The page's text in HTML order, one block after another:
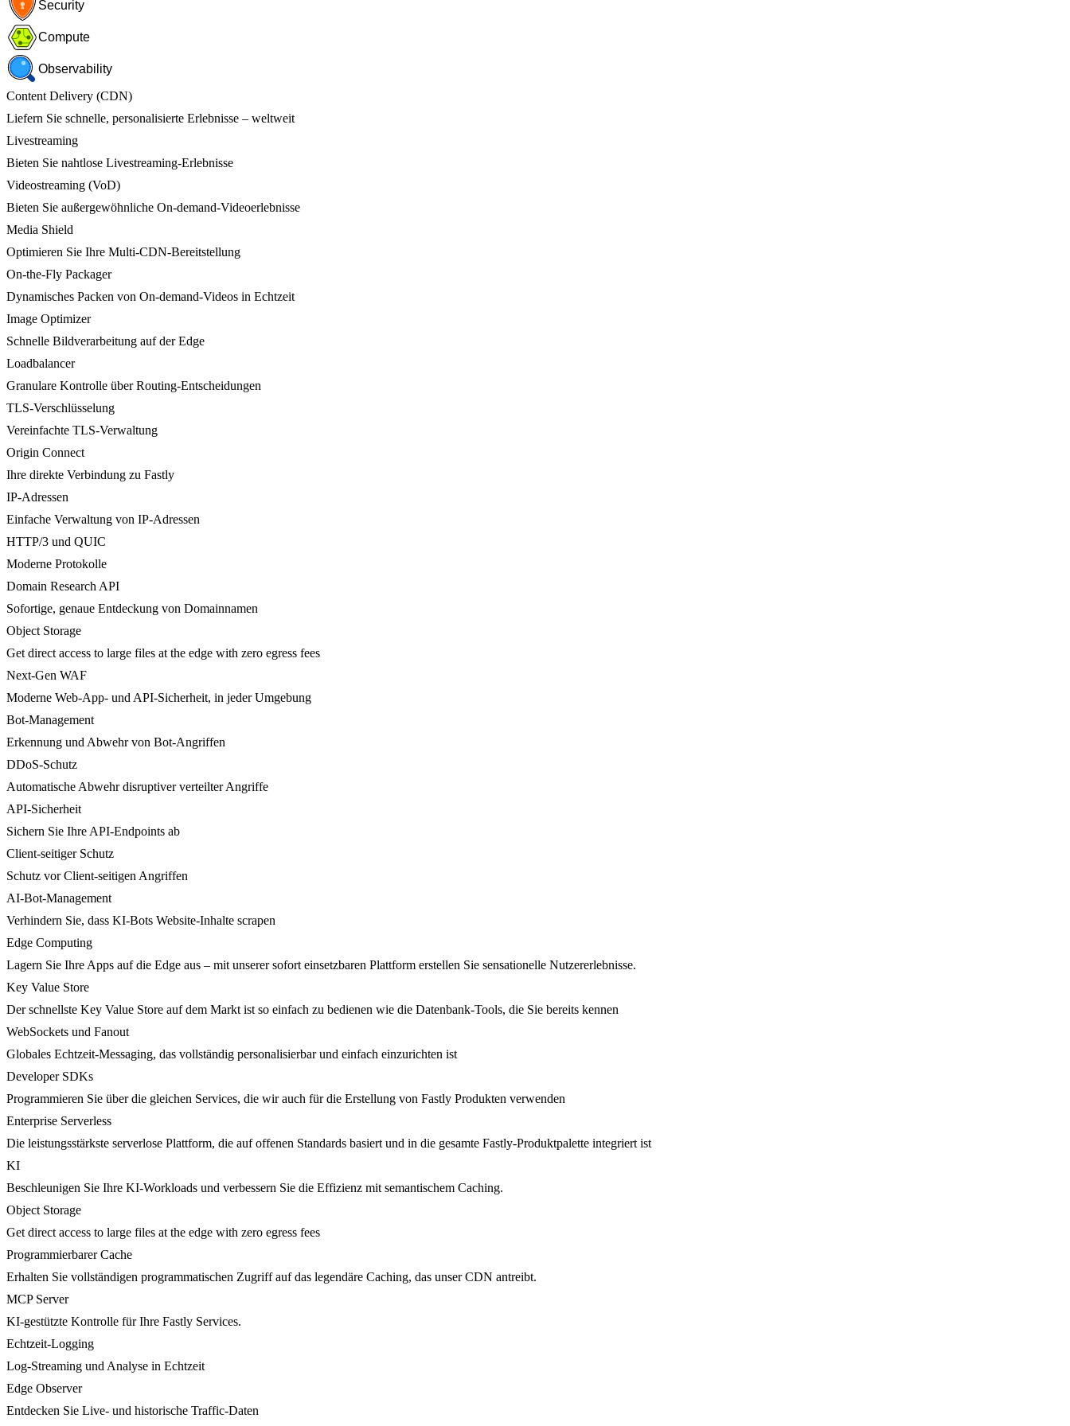
Security
Compute
Observability
Content Delivery (CDN)
Liefern Sie schnelle, personalisierte Erlebnisse – weltweit
Livestreaming
Bieten Sie nahtlose Livestreaming-Erlebnisse
Videostreaming (VoD)
Bieten Sie außergewöhnliche On-demand-Videoerlebnisse
Media Shield
Optimieren Sie Ihre Multi-CDN-Bereitstellung
On-the-Fly Packager
Dynamisches Packen von On-demand-Videos in Echtzeit
Image Optimizer
Schnelle Bildverarbeitung auf der Edge
Loadbalancer
Granulare Kontrolle über Routing-Entscheidungen
TLS-Verschlüsselung
Vereinfachte TLS-Verwaltung
Origin Connect
Ihre direkte Verbindung zu Fastly
IP-Adressen
Einfache Verwaltung von IP-Adressen
HTTP/3 und QUIC
Moderne Protokolle
Domain Research API
Sofortige, genaue Entdeckung von Domainnamen
Object Storage
Get direct access to large files at the edge with zero egress fees
Next-Gen WAF
Moderne Web-App- und API-Sicherheit, in jeder Umgebung
Bot-Management
Erkennung und Abwehr von Bot-Angriffen
DDoS-Schutz
Automatische Abwehr disruptiver verteilter Angriffe
API-Sicherheit
Sichern Sie Ihre API-Endpoints ab
Client-seitiger Schutz
Schutz vor Client-seitigen Angriffen
AI-Bot-Management
Verhindern Sie, dass KI-Bots Website-Inhalte scrapen
Edge Computing
Lagern Sie Ihre Apps auf die Edge aus – mit unserer sofort einsetzbaren Plattform erstellen Sie sensationelle Nutzererlebnisse.
Key Value Store
Der schnellste Key Value Store auf dem Markt ist so einfach zu bedienen wie die Datenbank-Tools, die Sie bereits kennen
WebSockets und Fanout
Globales Echtzeit-Messaging, das vollständig personalisierbar und einfach einzurichten ist
Developer SDKs
Programmieren Sie über die gleichen Services, die wir auch für die Erstellung von Fastly Produkten verwenden
Enterprise Serverless
Die leistungsstärkste serverlose Plattform, die auf offenen Standards basiert und in die gesamte Fastly-Produktpalette integriert ist
KI
Beschleunigen Sie Ihre KI-Workloads und verbessern Sie die Effizienz mit semantischem Caching.
Object Storage
Get direct access to large files at the edge with zero egress fees
Programmierbarer Cache
Erhalten Sie vollständigen programmatischen Zugriff auf das legendäre Caching, das unser CDN antreibt.
MCP Server
KI-gestützte Kontrolle für Ihre Fastly Services.
Echtzeit-Logging
Log-Streaming und Analyse in Echtzeit
Edge Observer
Entdecken Sie Live- und historische Traffic-Daten